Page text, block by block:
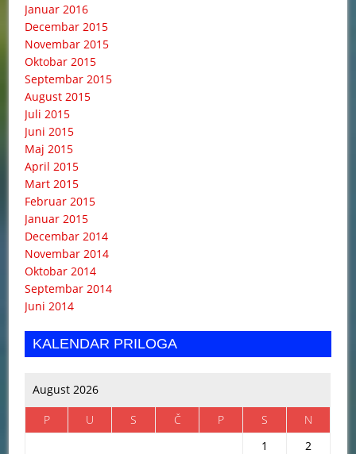
Januar 2016
Decembar 2015
Novembar 2015
Oktobar 2015
Septembar 2015
August 2015
Juli 2015
Juni 2015
Maj 2015
April 2015
Mart 2015
Februar 2015
Januar 2015
Decembar 2014
Novembar 2014
Oktobar 2014
Septembar 2014
Juni 2014
KALENDAR PRILOGA
August 2026
P
U S Č P S
N
1
2